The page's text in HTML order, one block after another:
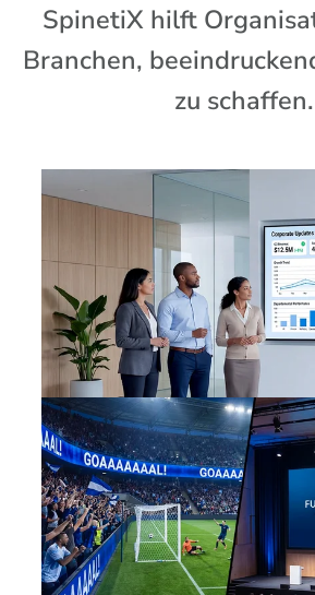
SpinetiX hilft
Branchen,
zu schaffen.
Unternehmen